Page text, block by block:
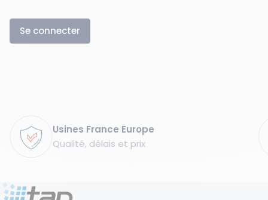
Se connecter
Usines France Europe
Qualité, délais et prix